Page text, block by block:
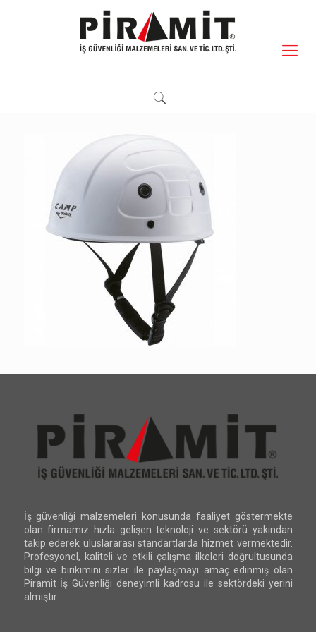
İş güvenliği malzemeleri konusunda faaliyet göstermekte
olan firmamız hızla gelişen teknoloji ve sektörü yakından
takip ederek uluslararası standartlarda hizmet vermektedir.
Profesyonel, kaliteli ve etkili çalışma ilkeleri doğrultusunda
bilgi ve birikimini sizler ile paylaşmayı amaç edinmiş olan
Piramit İş Güvenliği deneyimli kadrosu ile sektördeki yerini
almıştır.